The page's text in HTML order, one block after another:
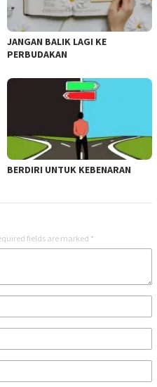
JANGAN BALIK LAGI KE
PERBUDAKAN
BERDIRI UNTUK KEBENARAN
fields are marked *